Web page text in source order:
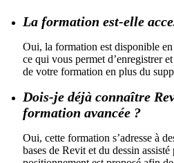
La formation est-elle
Oui, la formation est disponible
ce qui vous permet d’enregistrer
de votre formation en plus du
Dois-je déjà connaître
formation avancée ?
Oui, cette formation s’adresse à
bases de Revit et du dessin